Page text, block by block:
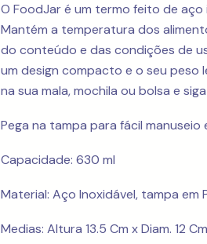
O FoodJar é um termo feito de
Mantém a temperatura dos
do conteúdo e das condições de
um design compacto e o seu peso
na sua mala, mochila ou bolsa e
Pega na tampa para fácil
Capacidade: 630 ml
Material: Aço Inoxidável, tampa em
Medias: Altura 13.5 Cm x Diam. 12 Cm